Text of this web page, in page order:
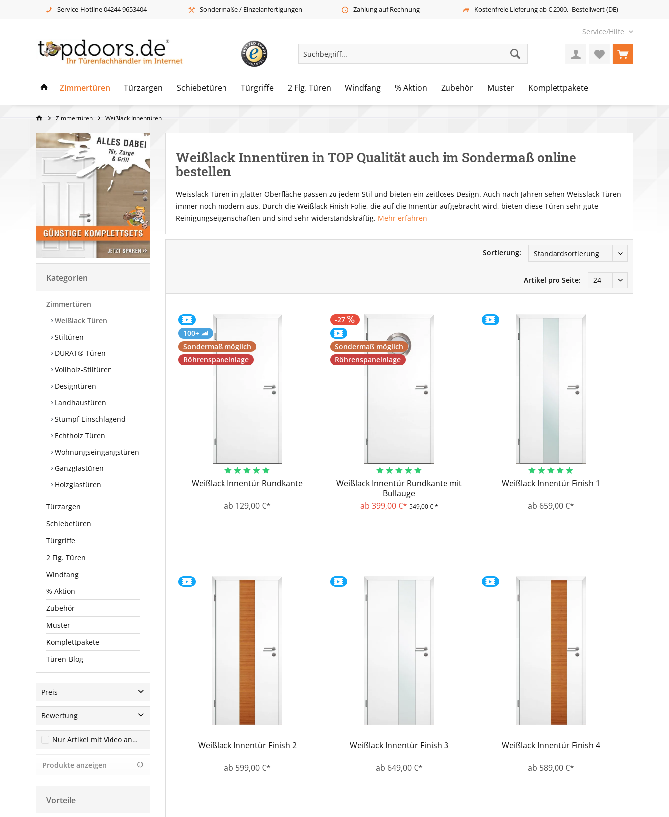
Service-Hotline 04244 9653404 Sondermaße / Einzelanfertigungen Zahlung auf Rechnung Kostenfreie Lieferung ab € 2000,- Bestellwert (DE)
Service/Hilfe
Zimmertüren Türzargen Schiebetüren Türgriffe 2 Flg. Türen Windfang % Aktion Zubehör Muster Komplettpakete
Zimmertüren Weißlack Innentüren
Kategorien
Zimmertüren
Weißlack Türen
Stiltüren
DURAT® Türen
Vollholz-Stiltüren
Designtüren
Landhaustüren
Stumpf Einschlagend
Echtholz Türen
Wohnungseingangstüren
Ganzglastüren
Holzglastüren
Türzargen
Schiebetüren
Türgriffe
2 Flg. Türen
Windfang
% Aktion
Zubehör
Muster
Komplettpakete
Türen-Blog
Preis
von129,00 €bis979,00 €
Bewertung
& mehr
& mehr
& mehr
Nur Artikel mit Video anzeigen
Produkte anzeigen
Vorteile
Weißlack Innentüren in TOP Qualität auch im Sondermaß online
bestellen
Weisslack Türen in glatter Oberfläche passen zu jedem Stil und bieten ein zeitloses Design. Auch nach Jahren sehen Weisslack Türen
immer noch modern aus. Durch die Weißlack Finish Folie, die auf die Innentür aufgebracht wird, bieten diese Türen sehr gute
Reinigungseigenschaften und sind sehr widerstandskräftig. Mehr erfahren
Sortierung:
Artikel pro Seite:
100+
Sondermaß möglich
Röhrenspaneinlage
Weißlack Innentür Rundkante
ab 129,00 €*
-27
Sondermaß möglich
Röhrenspaneinlage
Weißlack Innentür Rundkante mit
Bullauge
ab 399,00 €* 549,00 € *
Weißlack Innentür Finish 1
ab 659,00 €*
Weißlack Innentür Finish 2
ab 599,00 €*
Weißlack Innentür Finish 3
ab 649,00 €*
Weißlack Innentür Finish 4
ab 589,00 €*